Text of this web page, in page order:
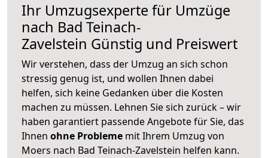
Ihr Umzugsexperte für Umzüge
nach Bad Teinach-
Zavelstein Günstig und Preiswert
Wir verstehen, dass der Umzug an sich schon
stressig genug ist, und wollen Ihnen dabei
helfen, sich keine Gedanken über die Kosten
machen zu müssen. Lehnen Sie sich zurück – wir
haben garantiert passende Angebote für Sie, das
Ihnen ohne Probleme mit Ihrem Umzug von
Moers nach Bad Teinach-Zavelstein helfen kann.